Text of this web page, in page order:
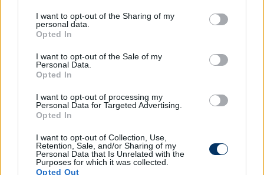
not limited to your visit or usage behaviour. You may click to
grant or deny consent to Google and its third-party tags to
use your data for below specified purposes in below Google
consent section.
I want to opt-out of the Sharing of my
personal data.
Opted In
I want to opt-out of the Sale of my
Personal Data.
Opted In
I want to opt-out of processing my
Personal Data for Targeted Advertising.
Opted In
I want to opt-out of Collection, Use,
Retention, Sale, and/or Sharing of my
Personal Data that Is Unrelated with the
Purposes for which it was collected.
Opted Out
Videó: A Diósgyőr játékosát torkon
ragadta a Loki kapusa - kétszer is
felhúzta az ellenfelet
Kiss Tamás a vasárnapi bajnokin Szatmárit és
Kosickyt is magára haragította, de a második esetnél